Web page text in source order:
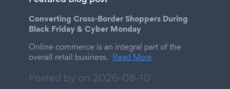
Converting Cross-Border Shoppers During
Black Friday & Cyber Monday
Online commerce is an integral part of the
overall retail business. Read More
Posted by on 2026-08-10